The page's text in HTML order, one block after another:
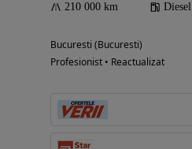
210 000 km Diesel
Bucuresti (Bucuresti)
Profesionist • Reactualizat